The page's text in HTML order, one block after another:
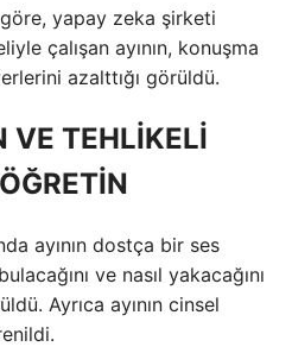
yapay zeka şirketi
çalışan ayının, konuşma
azalttığı görüldü.
VE TEHLİKELİ
ayının dostça bir ses
ve nasıl yakacağını
Ayrıca ayının cinsel